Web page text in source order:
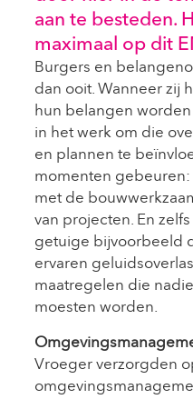
aan te besteden.
maximaal op dit
Burgers en
dan ooit. Wanneer zij
hun belangen
in het werk om die
en plannen te
momenten gebeuren:
met de
van projecten. En
getuige bijvoorbeeld
ervaren
maatregelen die
moesten worden.
Vroeger verzorgden